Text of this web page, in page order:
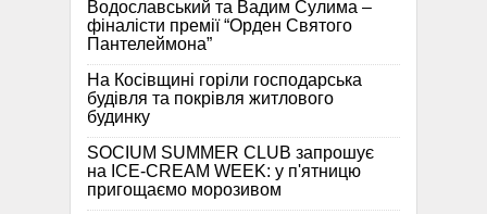
Водославський та Вадим Сулима –
фіналісти премії “Орден Святого
Пантелеймона”
На Косівщині горіли господарська
будівля та покрівля житлового
будинку
SOCIUM SUMMER CLUB запрошує
на ICE-CREAM WEEK: у п'ятницю
пригощаємо морозивом